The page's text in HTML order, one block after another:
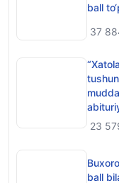
ball
37
23
ball